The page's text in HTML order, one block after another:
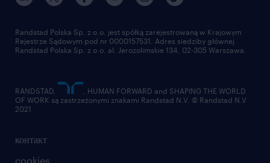
для поставщиков
работа в randstad
отправить резюме
контакт
cookies
Randstad Polska Sp. z o.o. jest spółką zarejestrowaną w Krajowym
Rejestrze Sądowym pod nr 0000157531. Adres siedziby głównej
Randstad Polska Sp. z o.o. al. Jerozolimskie 134, 02-305 Warszawa.
RANDSTAD,
, HUMAN FORWARD and SHAPING THE WORLD
OF WORK są zastrzeżonymi znakami Randstad N.V. © Randstad N.V
2021